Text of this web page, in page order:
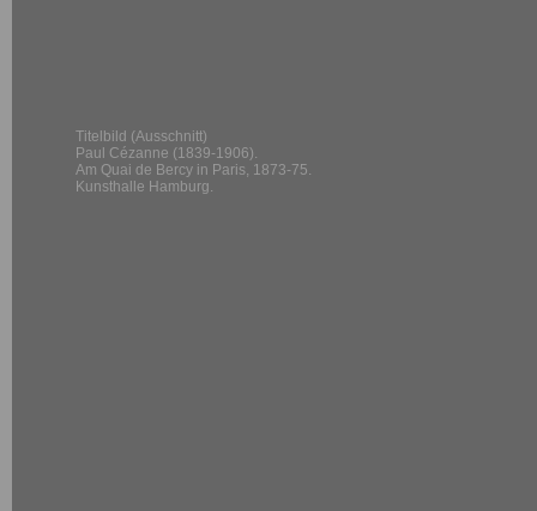
Titelbild (Ausschnitt)
Paul Cézanne (1839-1906).
Am Quai de Bercy in Paris, 1873-75.
Kunsthalle Hamburg.